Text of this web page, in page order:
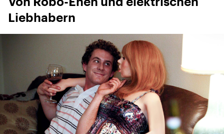
Liebhabern